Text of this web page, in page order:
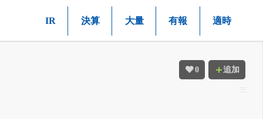
IR 決算 大量 有報 適時
0 追加